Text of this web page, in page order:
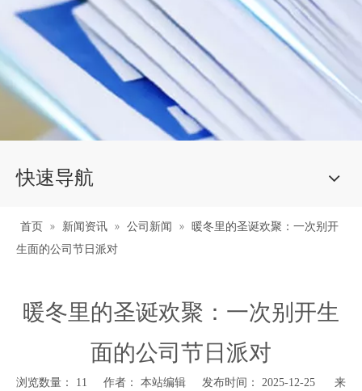
快速导航
首页 » 新闻资讯 » 公司新闻 » 暖冬里的圣诞欢聚：一次别开
生面的公司节日派对
暖冬里的圣诞欢聚：一次别开生
面的公司节日派对
浏览数量： 11 作者： 本站编辑 发布时间： 2025-12-25 来